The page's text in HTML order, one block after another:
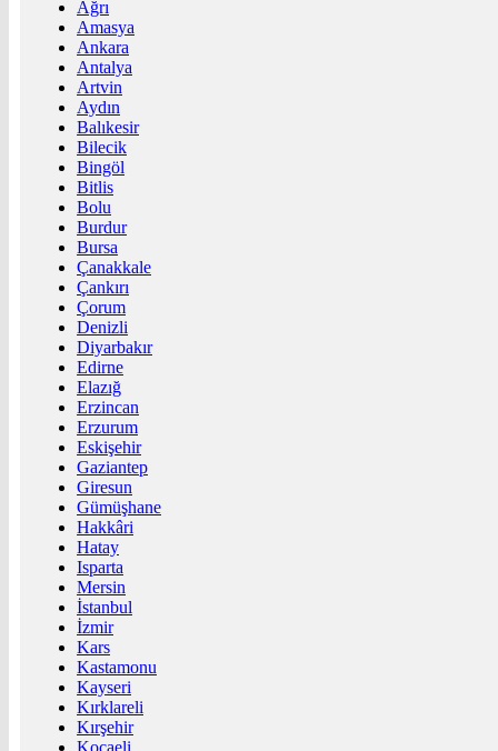
Ağrı
Amasya
Ankara
Antalya
Artvin
Aydın
Balıkesir
Bilecik
Bingöl
Bitlis
Bolu
Burdur
Bursa
Çanakkale
Çankırı
Çorum
Denizli
Diyarbakır
Edirne
Elazığ
Erzincan
Erzurum
Eskişehir
Gaziantep
Giresun
Gümüşhane
Hakkâri
Hatay
Isparta
Mersin
İstanbul
İzmir
Kars
Kastamonu
Kayseri
Kırklareli
Kırşehir
Kocaeli